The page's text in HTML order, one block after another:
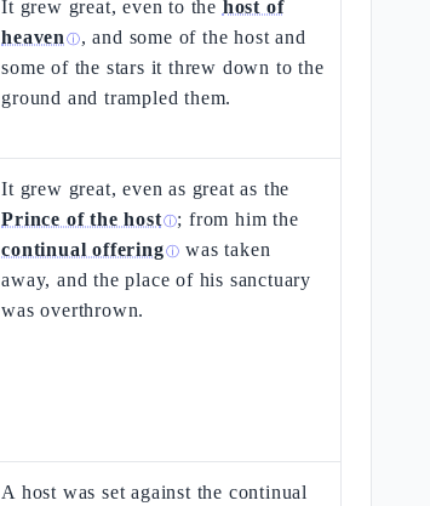
It grew great, even to the host of
heaven ⓘ, and some of the host and
some of the stars it threw down to the
ground and trampled them.
It grew great, even as great as the
Prince of the hostⓘ; from him the
continual offeringⓘ was taken
away, and the place of his sanctuary
was overthrown.
A host was set against the continual